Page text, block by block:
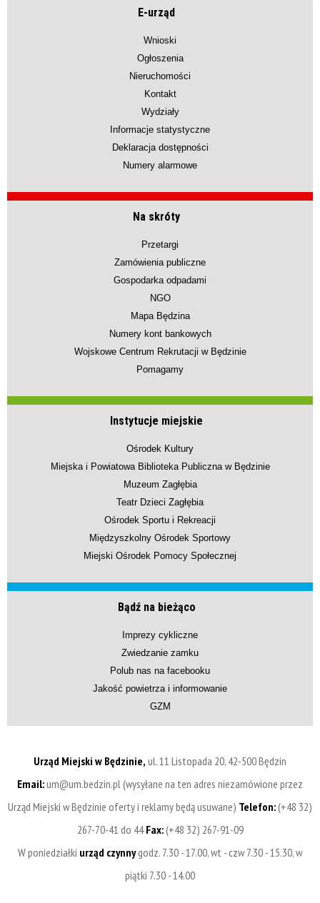
E-urząd
Wnioski
Ogłoszenia
Nieruchomości
Kontakt
Wydziały
Informacje statystyczne
Deklaracja dostępności
Numery alarmowe
Na skróty
Przetargi
Zamówienia publiczne
Gospodarka odpadami
NGO
Mapa Będzina
Numery kont bankowych
Wojskowe Centrum Rekrutacji w Będzinie
Pomagamy
Instytucje miejskie
Ośrodek Kultury
Miejska i Powiatowa Biblioteka Publiczna w Będzinie
Muzeum Zagłębia
Teatr Dzieci Zagłębia
Ośrodek Sportu i Rekreacji
Międzyszkolny Ośrodek Sportowy
Miejski Ośrodek Pomocy Społecznej
Bądź na bieżąco
Imprezy cykliczne
Zwiedzanie zamku
Polub nas na facebooku
Jakość powietrza i informowanie
GZM
Urząd Miejski w Będzinie, ul. 11 Listopada 20, 42-500 Będzin
Email:um@um.bedzin.pl (wysyłane na ten adres niezamówione przez
Urząd Miejski w Będzinie oferty i reklamy będą usuwane) Telefon:(+48 32)
267-70-41 do 44Fax:(+48 32) 267-91-09
W poniedziałki urząd czynnygodz. 7.30 - 17.00, wt - czw 7.30 - 15.30, w
piątki 7.30 - 14.00